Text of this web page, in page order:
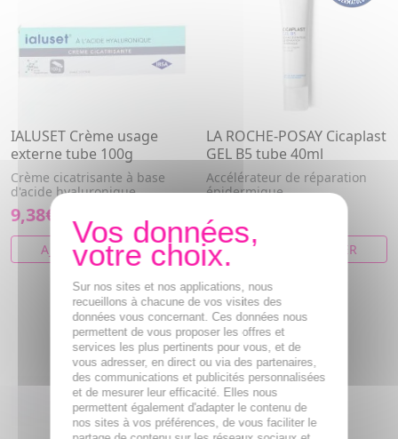
IALUSET Crème usage
externe tube 100g
Crème cicatrisante à base
d'acide hyaluronique.
9,38€
AJOUTER AU PANIER
LA ROCHE-POSAY Cicaplast
GEL B5 tube 40ml
Accélérateur de réparation
épidermique.
8,33€
AJOUTER AU PANIER
Sur nos sites et nos applications, nous
recueillons à chacune de vos visites des
données vous concernant. Ces données nous
permettent de vous proposer les offres et
services les plus pertinents pour vous, et de
vous adresser, en direct ou via des partenaires,
des communications et publicités personnalisées
et de mesurer leur efficacité. Elles nous
permettent également d'adapter le contenu de
nos sites à vos préférences, de vous faciliter le